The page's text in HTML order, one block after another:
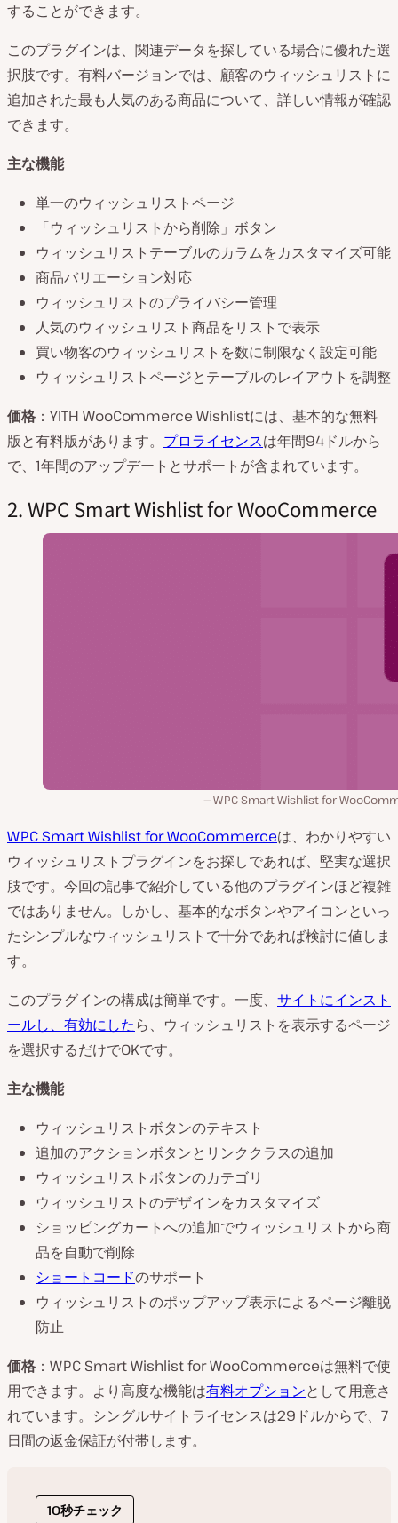
することができます。
このプラグインは、関連データを探している場合に優れた選
択肢です。有料バージョンでは、顧客のウィッシュリストに
追加された最も人気のある商品について、詳しい情報が確認
できます。
主な機能
単一のウィッシュリストページ
「ウィッシュリストから削除」ボタン
ウィッシュリストテーブルのカラムをカスタマイズ可能
商品バリエーション対応
ウィッシュリストのプライバシー管理
人気のウィッシュリスト商品をリストで表示
買い物客のウィッシュリストを数に制限なく設定可能
ウィッシュリストページとテーブルのレイアウトを調整
価格 ：YITH WooCommerce Wishlistには、基本的な無料
版と有料版があります。 プロライセンスは年間94ドルから
で、1年間のアップデートとサポートが含まれています。
2. WPC Smart Wishlist for WooCommerce
WPC Smart Wishlist for
WPC Smart Wishlist for WooCommerceは、わかりやすい
ウィッシュリストプラグインをお探しであれば、堅実な選択
肢です。今回の記事で紹介している他のプラグインほど複雑
ではありません。しかし、基本的なボタンやアイコンといっ
たシンプルなウィッシュリストで十分であれば検討に値しま
す。
このプラグインの構成は簡単です。一度、 サイトにインスト
ールし、有効にしたら、ウィッシュリストを表示するページ
を選択するだけでOKです。
主な機能
ウィッシュリストボタンのテキスト
追加のアクションボタンとリンククラスの追加
ウィッシュリストボタンのカテゴリ
ウィッシュリストのデザインをカスタマイズ
ショッピングカートへの追加でウィッシュリストから商
品を自動で削除
ショートコードのサポート
ウィッシュリストのポップアップ表示によるページ離脱
防止
価格 ：WPC Smart Wishlist for WooCommerceは無料で使
用できます。より高度な機能は有料オプションとして用意さ
れています。シングルサイトライセンスは29ドルからで、7
日間の返金保証が付帯します。